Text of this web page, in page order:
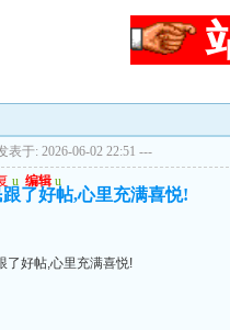
表于: 2026-06-02 22:51 ---
u 编辑 u
了好帖,心里充满喜悦!
了好帖,心里充满喜悦!